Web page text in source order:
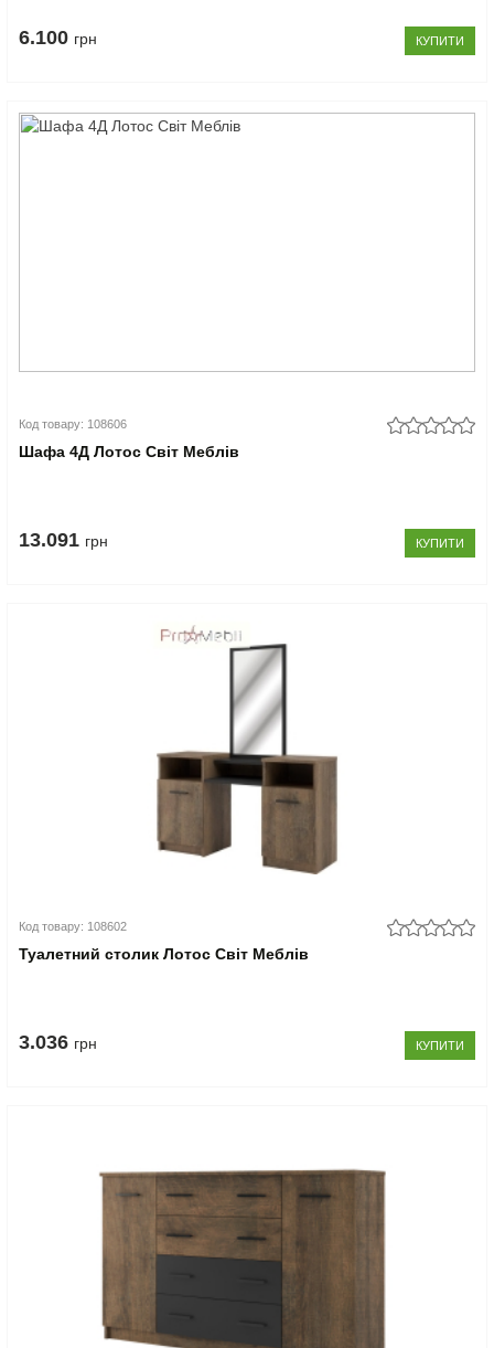
6.100 грн КУПИТИ
Код товару: 108606
Шафа 4Д Лотос Світ Меблів
13.091 грн КУПИТИ
Код товару: 108602
Туалетний столик Лотос Світ Меблів
3.036 грн КУПИТИ